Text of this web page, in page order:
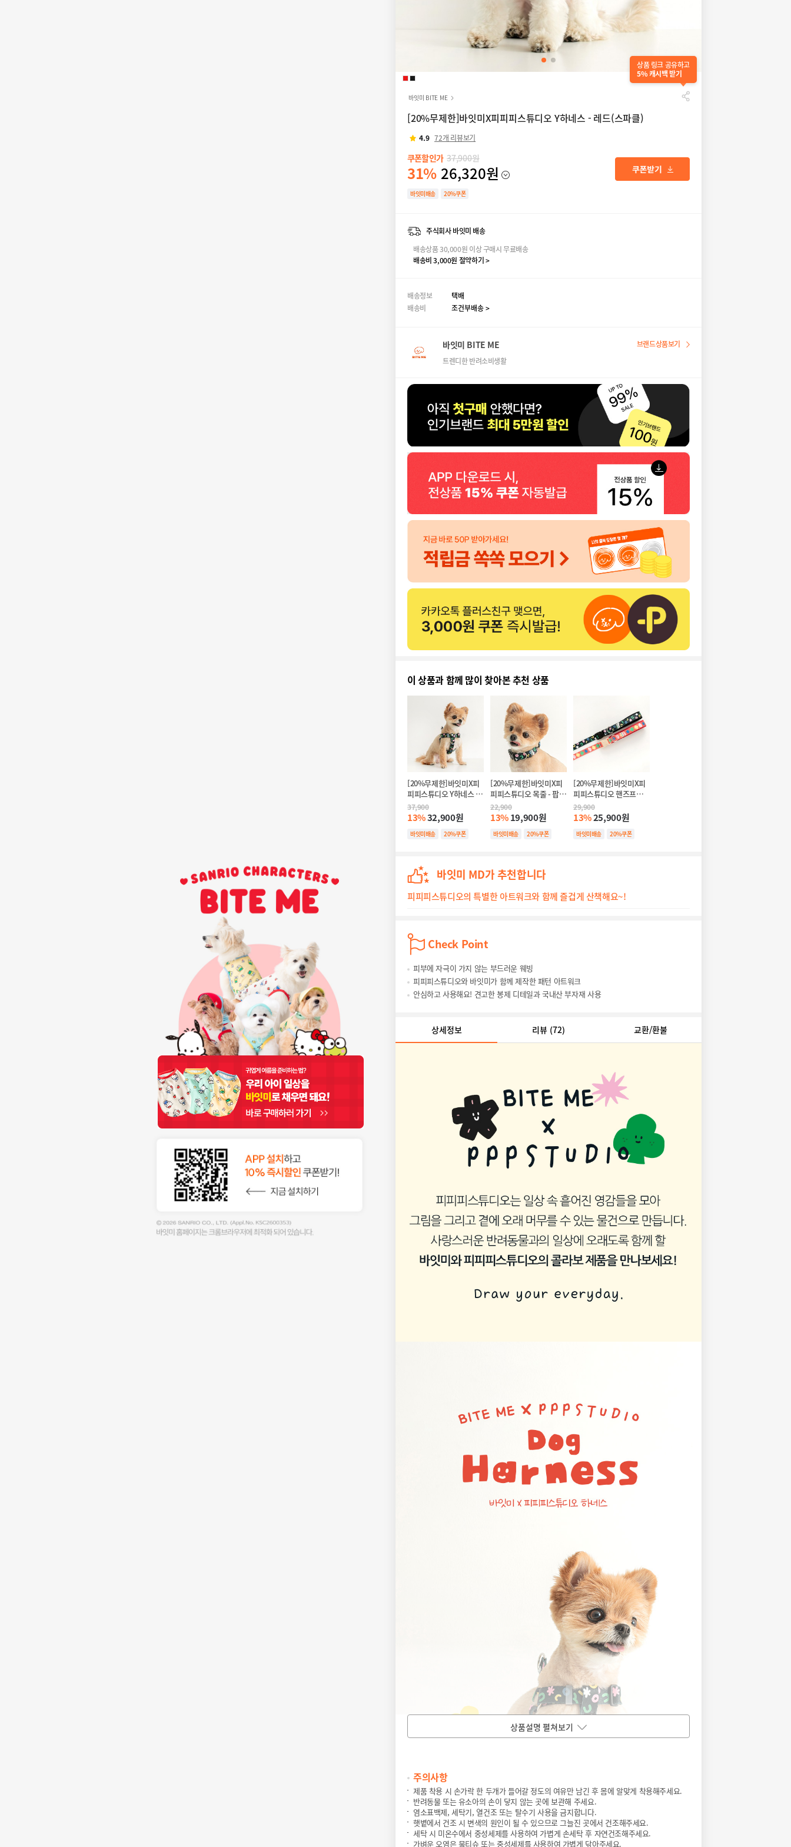
상품 링크 공유하고
5% 캐시백 받기
바잇미 BITE ME
[20%무제한]바잇미X피피피스튜디오 Y하네스 - 레드(스파클)
4.9 72개 리뷰보기
쿠폰할인가 37,900원
31% 26,320원
바잇미배송 20%쿠폰
주식회사 바잇미 배송
배송상품 30,000원 이상 구매시 무료배송
배송비 3,000원 절약하기 >
배송정보
택배
배송비
조건부배송 >
바잇미 BITE ME
트렌디한 반려소비생활
브랜드상품보기
이 상품과 함께 많이 찾아본 추천 상품
[20%무제한]바잇미X피
피피스튜디오 Y하네스 -
팝콘(블랙)
37,900
13%32,900원
바잇미배송 20%쿠폰
[20%무제한]바잇미X피
피피스튜디오 목줄 - 팝콘
(블랙)
22,900
13%19,900원
바잇미배송 20%쿠폰
[20%무제한]바잇미X피
피피스튜디오 핸즈프리
리쉬 (2 colors)
29,900
13%25,900원
바잇미배송 20%쿠폰
바잇미 MD가 추천합니다
피피피스튜디오의 특별한 아트워크와 함께 즐겁게 산책해요~!
Check Point
피부에 자극이 가지 않는 부드러운 웨빙
피피피스튜디오와 바잇미가 함께 제작한 패턴 아트워크
안심하고 사용해요! 견고한 봉제 디테일과 국내산 부자재 사용
상세정보 리뷰 (72) 교환/환불
상품설명 펼쳐보기
주의사항
제품 착용 시 손가락 한 두개가 들어갈 정도의 여유만 남긴 후 몸에 알맞게 착용해주세요.
반려동물 또는 유소아의 손이 닿지 않는 곳에 보관해 주세요.
염소표백제, 세탁기, 열건조 또는 탈수기 사용을 금지합니다.
햇볕에서 건조 시 변색의 원인이 될 수 있으므로 그늘진 곳에서 건조해주세요.
세탁 시 미온수에서 중성세제를 사용하여 가볍게 손세탁 후 자연건조해주세요.
가벼운 오염은 물티슈 또는 중성세제를 사용하여 가볍게 닦아주세요.